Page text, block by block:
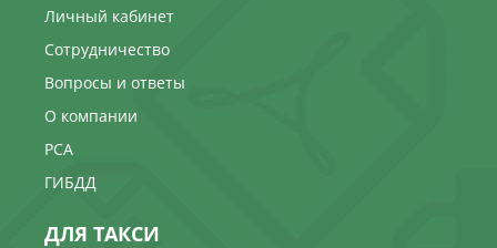
Личный кабинет
Сотрудничество
Вопросы и ответы
О компании
РСА
ГИБДД
ДЛЯ ТАКСИ